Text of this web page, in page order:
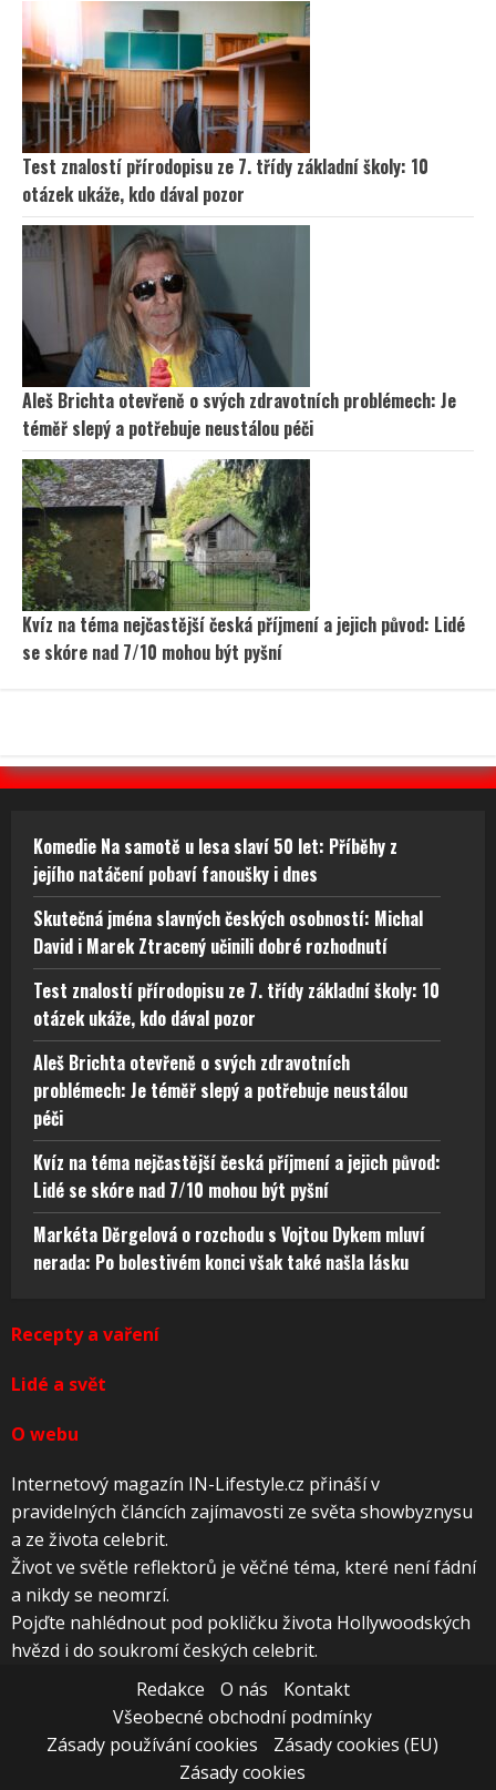
Test znalostí přírodopisu ze 7. třídy základní školy: 10
otázek ukáže, kdo dával pozor
Aleš Brichta otevřeně o svých zdravotních problémech: Je
téměř slepý a potřebuje neustálou péči
Kvíz na téma nejčastější česká příjmení a jejich původ: Lidé
se skóre nad 7/10 mohou být pyšní
Komedie Na samotě u lesa slaví 50 let: Příběhy z
jejího natáčení pobaví fanoušky i dnes
Skutečná jména slavných českých osobností: Michal
David i Marek Ztracený učinili dobré rozhodnutí
Test znalostí přírodopisu ze 7. třídy základní školy: 10
otázek ukáže, kdo dával pozor
Aleš Brichta otevřeně o svých zdravotních
problémech: Je téměř slepý a potřebuje neustálou
péči
Kvíz na téma nejčastější česká příjmení a jejich původ:
Lidé se skóre nad 7/10 mohou být pyšní
Markéta Děrgelová o rozchodu s Vojtou Dykem mluví
nerada: Po bolestivém konci však také našla lásku
Recepty a vaření
Lidé a svět
O webu
Internetový magazín IN-Lifestyle.cz přináší v
pravidelných článcích zajímavosti ze světa showbyznysu
a ze života celebrit.
Život ve světle reflektorů je věčné téma, které není fádní
a nikdy se neomrzí.
Pojďte nahlédnout pod pokličku života Hollywoodských
hvězd i do soukromí českých celebrit.
Redakce
O nás
Kontakt
Všeobecné obchodní podmínky
Zásady používání cookies
Zásady cookies (EU)
Zásady cookies